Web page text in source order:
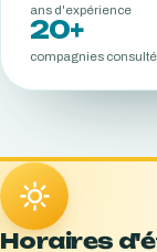
ans d'expérience
20+
compagnies
Horaires